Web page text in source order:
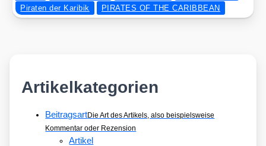
Piraten der Karibik
PIRATES OF THE CARIBBEAN
Artikelkategorien
BeitragsartDie Art des Artikels, also beispielsweise
Kommentar oder Rezension
Artikel